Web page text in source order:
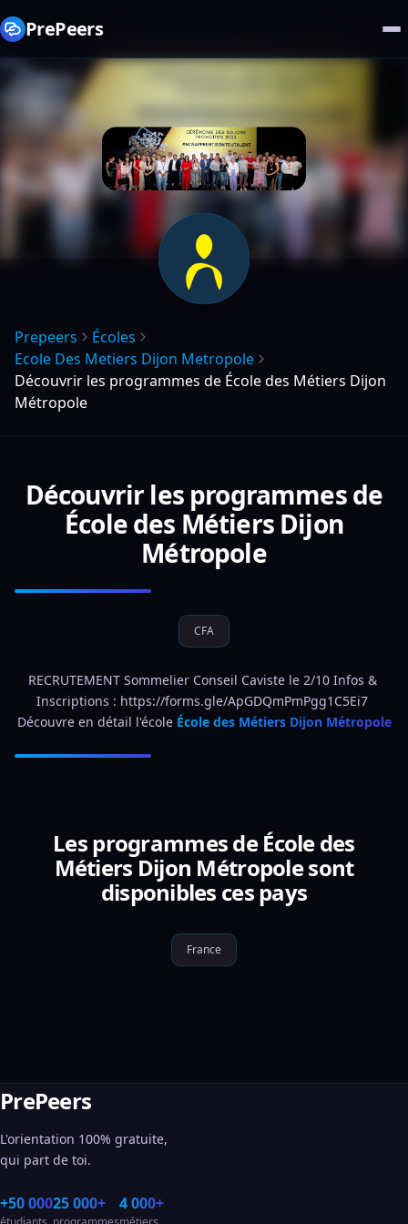
PrePeers
Prepeers
Écoles
Ecole Des Metiers Dijon Metropole
Découvrir les programmes de École des Métiers Dijon
Métropole
Découvrir les programmes de
École des Métiers Dijon
Métropole
CFA
RECRUTEMENT Sommelier Conseil Caviste le 2/10 Infos &
Inscriptions : https://forms.gle/ApGDQmPmPgg1C5Ei7
Découvre en détail l'école École des Métiers Dijon Métropole
Les programmes de École des
Métiers Dijon Métropole sont
disponibles ces pays
France
PrePeers
L'orientation 100% gratuite,
qui part de toi.
+50 00025 000+ 4 000+